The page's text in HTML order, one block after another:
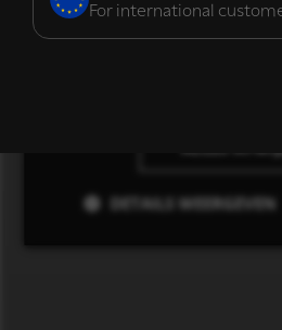
For international
ALLES
DETAILS WEERGEVEN